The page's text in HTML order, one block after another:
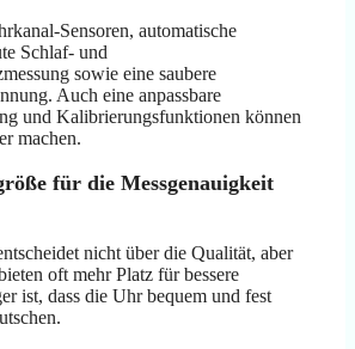
Sensoren, automatische
Schlaf- und
sowie eine saubere
Auch eine anpassbare
und Kalibrierungsfunktionen können
machen.
für die Messgenauigkeit
nicht über die Qualität, aber
oft mehr Platz für bessere
ist, dass die Uhr bequem und fest